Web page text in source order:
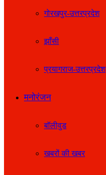
गोरखपुर-उत्तरप्रदेश
झाँसी
प्रयागराज-उत्तरप्रदेश
मनोरंजन
बॉलीवुड
खबरों की खबर